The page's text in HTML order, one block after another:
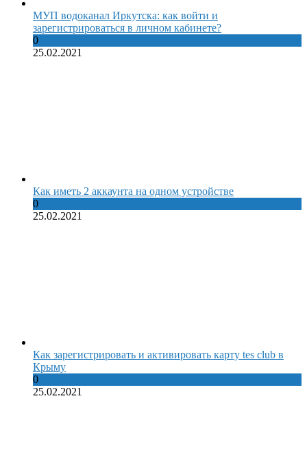
МУП водоканал Иркутска: как войти и
зарегистрироваться в личном кабинете?
0
25.02.2021
Как иметь 2 аккаунта на одном устройстве
0
25.02.2021
Как зарегистрировать и активировать карту tes club в
Крыму
0
25.02.2021